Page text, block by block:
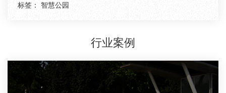
标签： 智慧公园
行业案例